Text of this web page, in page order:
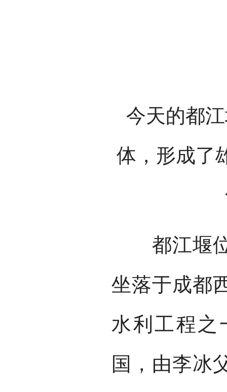
今天的都
体，形成了
都江堰位
坐落于成都
水利工程之
国，由李冰